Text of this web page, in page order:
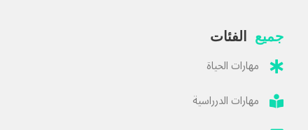
جميع الفئات
مهارات الحياة
مهارات الدرراسية